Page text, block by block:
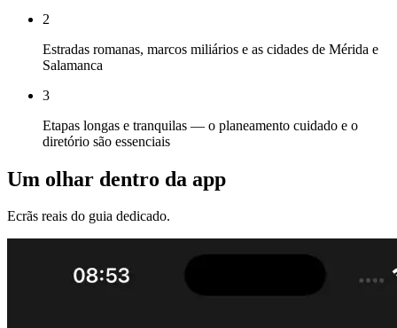
2
Estradas romanas, marcos miliários e as cidades de Mérida e
Salamanca
3
Etapas longas e tranquilas — o planeamento cuidado e o
diretório são essenciais
Um olhar dentro da app
Ecrãs reais do guia dedicado.